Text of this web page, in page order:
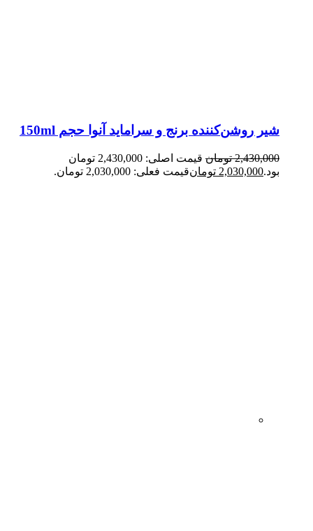
شیر روشن‌کننده برنج و سراماید آنوا حجم 150ml
2,430,000 تومان
قیمت اصلی: 2,430,000 تومان
بود.2,030,000 تومانقیمت فعلی: 2,030,000 تومان.